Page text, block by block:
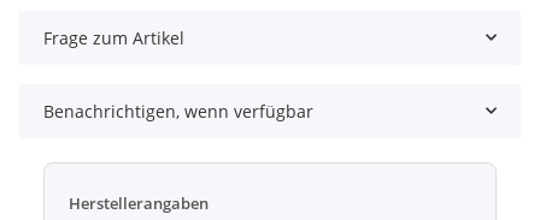
Frage zum Artikel
Benachrichtigen, wenn verfügbar
Herstellerangaben